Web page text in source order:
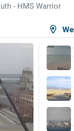
- HMS Warrior